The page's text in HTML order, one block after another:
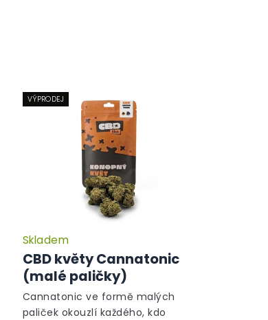
Průměrné
hodnocení
produktu
VÝPRODEJ
CBD květy Cannatonic
(malé paličky)
Skladem
Cannatonic ve formě malých
paliček okouzlí každého, kdo